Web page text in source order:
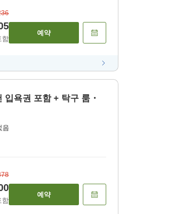
함
예약
욕권 포함 + 탁구 룸・
음
함
예약